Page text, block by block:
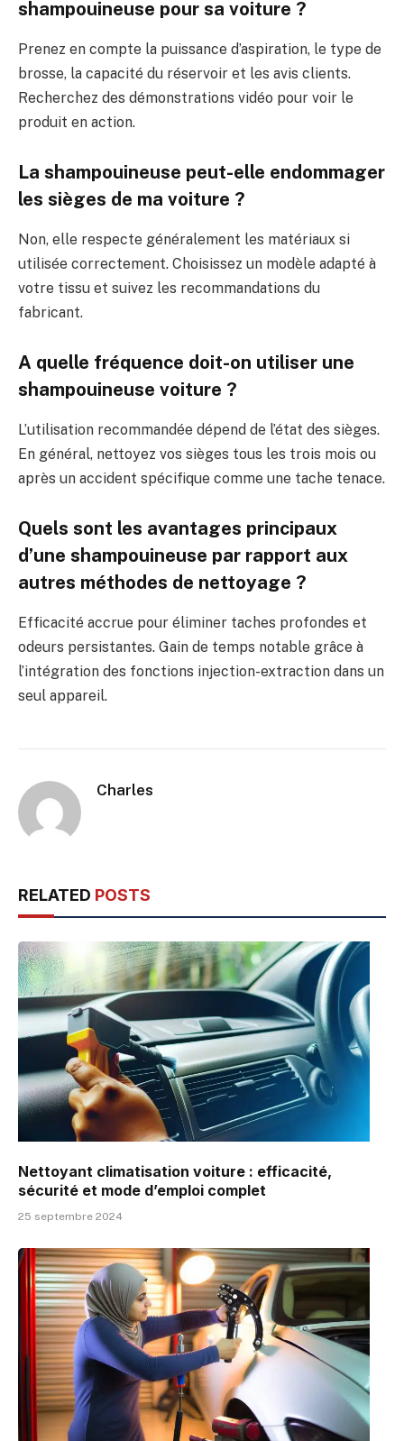
shampouineuse pour sa voiture ?
Prenez en compte la puissance d’aspiration, le type de
brosse, la capacité du réservoir et les avis clients.
Recherchez des démonstrations vidéo pour voir le
produit en action.
La shampouineuse peut-elle endommager
les sièges de ma voiture ?
Non, elle respecte généralement les matériaux si
utilisée correctement. Choisissez un modèle adapté à
votre tissu et suivez les recommandations du
fabricant.
A quelle fréquence doit-on utiliser une
shampouineuse voiture ?
L’utilisation recommandée dépend de l’état des sièges.
En général, nettoyez vos sièges tous les trois mois ou
après un accident spécifique comme une tache tenace.
Quels sont les avantages principaux
d’une shampouineuse par rapport aux
autres méthodes de nettoyage ?
Efficacité accrue pour éliminer taches profondes et
odeurs persistantes. Gain de temps notable grâce à
l’intégration des fonctions injection-extraction dans un
seul appareil.
Charles
RELATED POSTS
Nettoyant climatisation voiture : efficacité,
sécurité et mode d’emploi complet
25 septembre 2024